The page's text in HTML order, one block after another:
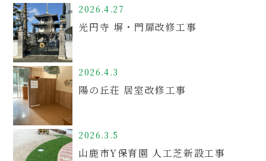
2026.4.27
光円寺 塀・門扉改修工事
2026.4.3
陽の丘荘 居室改修工事
2026.3.5
山鹿市Y保育園 人工芝新設工事